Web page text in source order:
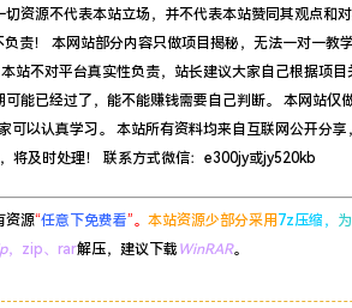
资源不代表本站立场，并不代表本站赞同其观点和
责！ 本网站部分内容只做项目揭秘，无法一对一教
站不对平台真实性负责，站长建议大家自己根据项目
能已经过了，能不能赚钱需要自己判断。 本网站仅
以认真学习。 本站所有资料均来自互联网公开分享
将及时处理！ 联系方式微信：e300jy或jy520kb
资源“任意下免费看”。 本站资源少部分采用 7z压缩，
，zip、rar解压，建议下载 WinRAR。